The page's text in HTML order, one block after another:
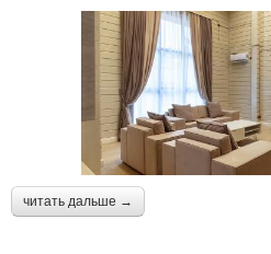
Красивая проводка
Внутренний проводка
читать дальше →